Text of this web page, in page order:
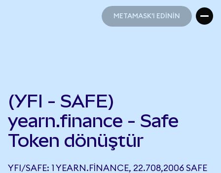
METAMASK'I EDİNİN
(YFI - SAFE)
yearn.finance - Safe
Token dönüştür
YFI/SAFE: 1 YEARN.FINANCE, 22.708,2006 SAFE